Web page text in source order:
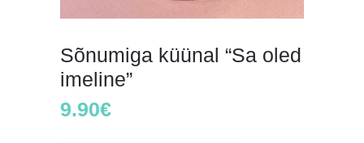
Sõnumiga küünal “Sa oled
imeline”
9.90€